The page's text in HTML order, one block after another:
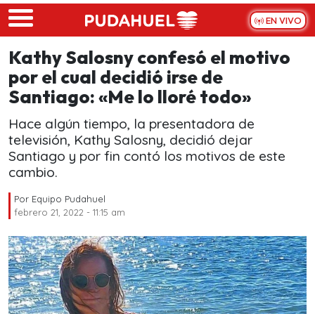
Skip to main content
EN VIVO
Kathy Salosny confesó el motivo
por el cual decidió irse de
Santiago: «Me lo lloré todo»
Hace algún tiempo, la presentadora de
televisión, Kathy Salosny, decidió dejar
Santiago y por fin contó los motivos de este
cambio.
Por Equipo Pudahuel
febrero 21, 2022 - 11:15 am